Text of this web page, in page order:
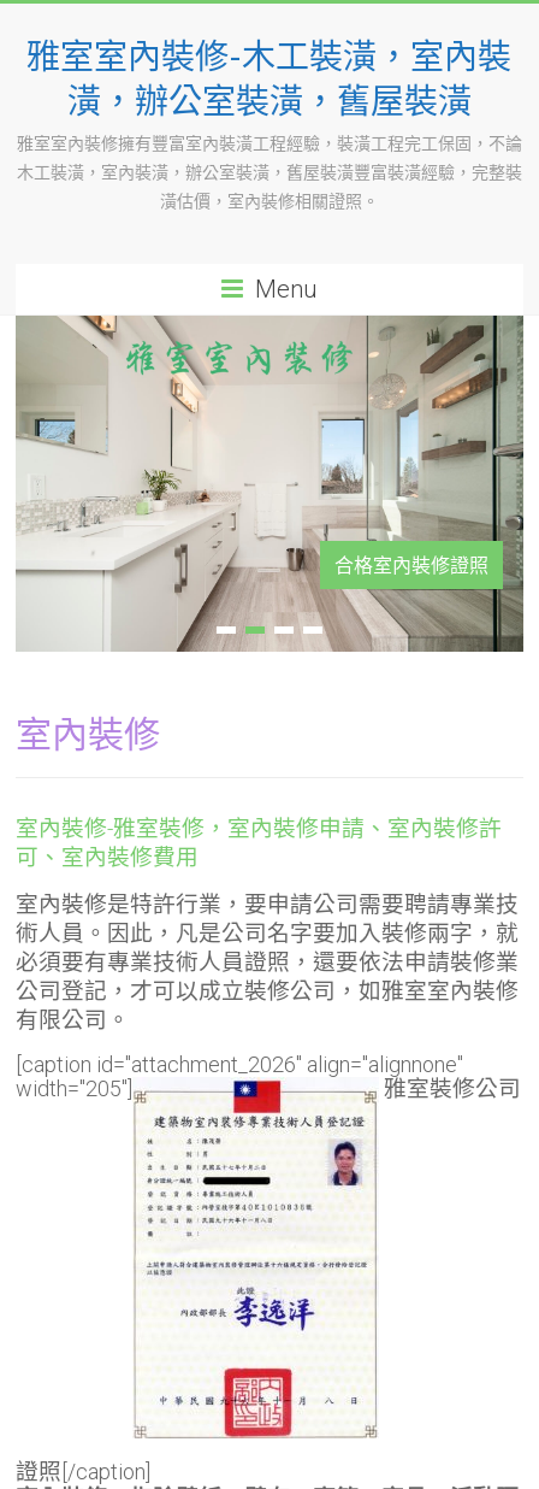
content
雅室室內裝修-木工裝潢，室內裝
潢，辦公室裝潢，舊屋裝潢
雅室室內裝修擁有豐富室內裝潢工程經驗，裝潢工程完工保固，不論
木工裝潢，室內裝潢，辦公室裝潢，舊屋裝潢豐富裝潢經驗，完整裝
潢估價，室內裝修相關證照。
Menu
合格室內裝修證照
室內裝修
室內裝修-雅室裝修，室內裝修申請、室內裝修許
可、室內裝修費用
室內裝修是特許行業，要申請公司需要聘請專業技
術人員。因此，凡是公司名字要加入裝修兩字，就
必須要有專業技術人員證照，還要依法申請裝修業
公司登記，才可以成立裝修公司，如雅室室內裝修
有限公司。
[caption id="attachment_2026" align="alignnone"
width="205"]
雅室裝修公司
證照[/caption]